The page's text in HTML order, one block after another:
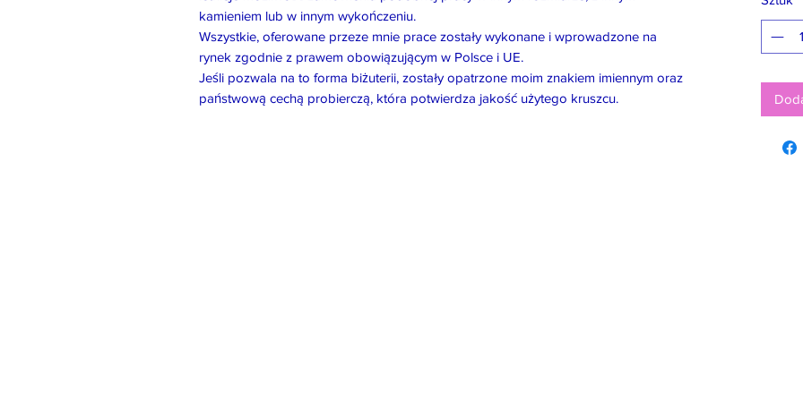
kamieniem lub w innym wykończeniu.
Wszystkie, oferowane przeze mnie prace zostały wykonane i wprowadzone na
rynek zgodnie z prawem obowiązującym w Polsce i UE.
Jeśli pozwala na to forma biżuterii, zostały opatrzone moim znakiem imiennym oraz
państwową cechą probierczą, która potwierdza jakość użytego kruszcu.